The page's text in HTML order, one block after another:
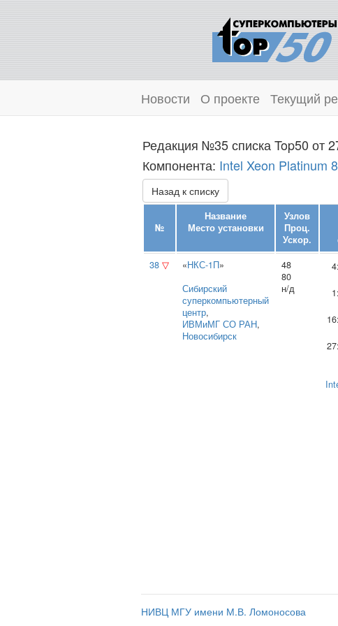
Новости О проекте Текущий
Редакция №35 списка Top50 от
Компонента: Intel Xeon Platinum
Назад к списку
№
Название
Место установки
Узлов
Проц.
Ускор.
38 ▽ «НКС-1П»
Сибирский
суперкомпьютерный
центр,
ИВМиМГ СО РАН,
Новосибирск
48
80
н/д
4:
1:
16:
27:
НИВЦ МГУ имени М.В. Ломоносова